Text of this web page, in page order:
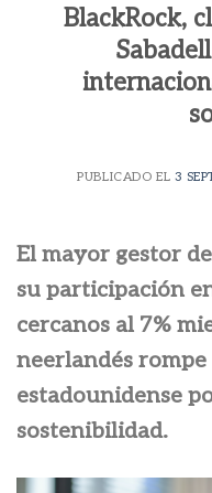
BlackRock,
PUBLICADO EL 3
El mayor gestor
su participación
cercanos al 7%
neerlandés
estadounidense
sostenibilidad.